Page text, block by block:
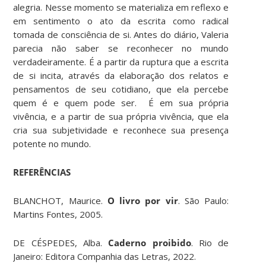
alegria. Nesse momento se materializa em reflexo e
em sentimento o ato da escrita como radical
tomada de consciência de si. Antes do diário, Valeria
parecia não saber se reconhecer no mundo
verdadeiramente. É a partir da ruptura que a escrita
de si incita, através da elaboração dos relatos e
pensamentos de seu cotidiano, que ela percebe
quem é e quem pode ser. É em sua própria
vivência, e a partir de sua própria vivência, que ela
cria sua subjetividade e reconhece sua presença
potente no mundo.
REFERÊNCIAS
BLANCHOT, Maurice. O livro por vir. São Paulo:
Martins Fontes, 2005.
DE CÉSPEDES, Alba. Caderno proibido. Rio de
Janeiro: Editora Companhia das Letras, 2022.